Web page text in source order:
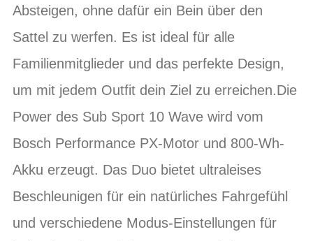
Absteigen, ohne dafür ein Bein über den
Sattel zu werfen. Es ist ideal für alle
Familienmitglieder und das perfekte Design,
um mit jedem Outfit dein Ziel zu erreichen.Die
Power des Sub Sport 10 Wave wird vom
Bosch Performance PX-Motor und 800-Wh-
Akku erzeugt. Das Duo bietet ultraleises
Beschleunigen für ein natürliches Fahrgefühl
und verschiedene Modus-Einstellungen für